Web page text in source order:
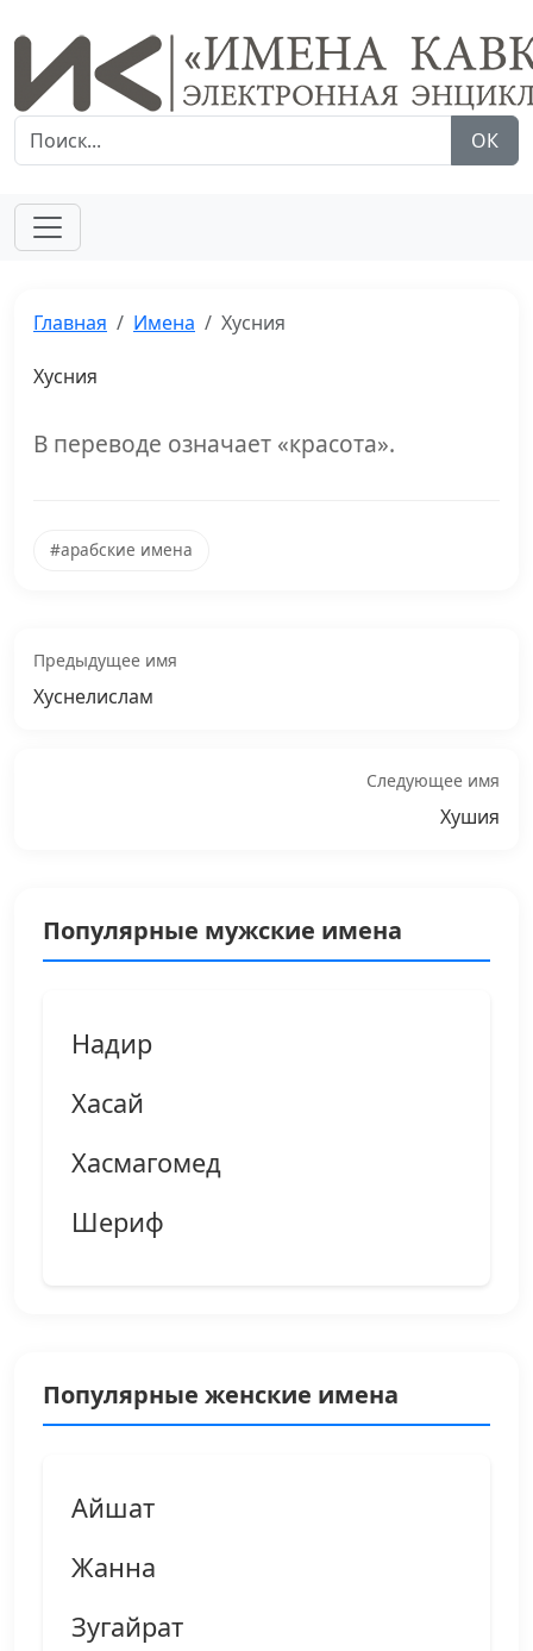
ОК
Главная Имена Хусния
Хусния
В переводе означает «красота».
#арабские имена
Предыдущее имя
Хуснелислам
Следующее имя
Хушия
Популярные мужские имена
Надир
Хасай
Хасмагомед
Шериф
Популярные женские имена
Айшат
Жанна
Зугайрат